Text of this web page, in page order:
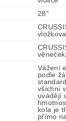
28"
Vážení
podle
všichni
uvádějí
kola je
přímo